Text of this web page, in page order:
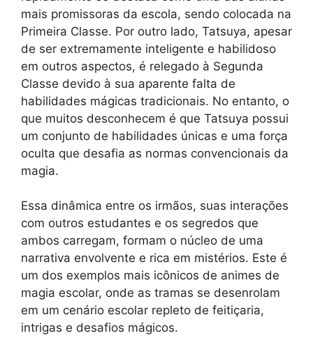
mais promissoras da escola, sendo colocada na
Primeira Classe. Por outro lado, Tatsuya, apesar
de ser extremamente inteligente e habilidoso
em outros aspectos, é relegado à Segunda
Classe devido à sua aparente falta de
habilidades mágicas tradicionais. No entanto, o
que muitos desconhecem é que Tatsuya possui
um conjunto de habilidades únicas e uma força
oculta que desafia as normas convencionais da
magia.
Essa dinâmica entre os irmãos, suas interações
com outros estudantes e os segredos que
ambos carregam, formam o núcleo de uma
narrativa envolvente e rica em mistérios. Este é
um dos exemplos mais icônicos de animes de
magia escolar, onde as tramas se desenrolam
em um cenário escolar repleto de feitiçaria,
intrigas e desafios mágicos.